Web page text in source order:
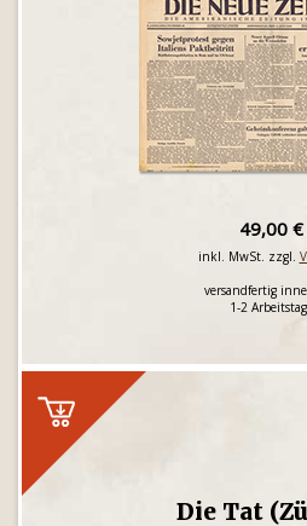
49,00 €
inkl. MwSt. zzgl.
versandfertig
1-2
Die Tat